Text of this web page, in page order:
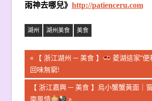
雨神去哪兒》 http://patienceru.com
湖州 湖州美食 美食
文
章
導
Previous
Post:
【 浙江湖州 ─ 美食 】
菱湖這家“便
回味無窮!
Next
Post:
【 浙江嘉興 ─ 美食 】烏小蟹蟹黃面｜
南風情